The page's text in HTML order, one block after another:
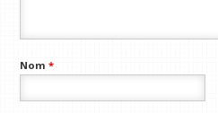
Nom*